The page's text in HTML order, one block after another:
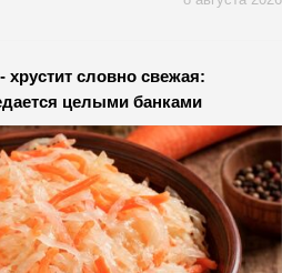
хрустит словно свежая:
целыми банками